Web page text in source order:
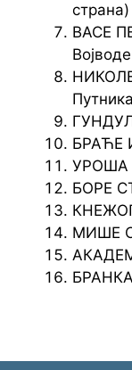
страна)
ВАСЕ
БРАЋЕ
УРОША
БОРЕ
МИШЕ